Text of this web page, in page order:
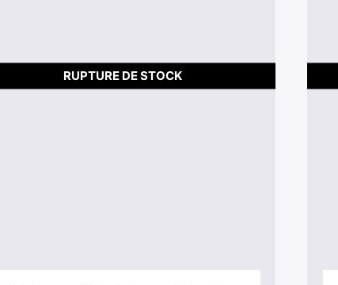
RUPTURE DE STOCK